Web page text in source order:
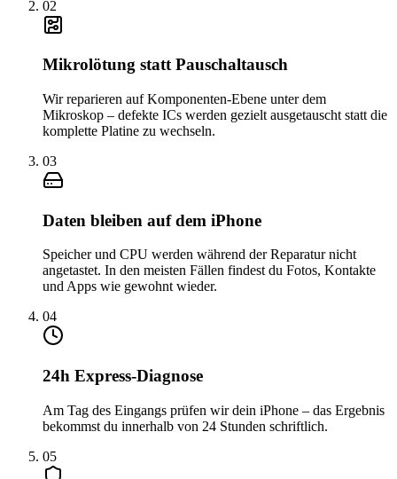
02
Mikrolötung statt Pauschaltausch
Wir reparieren auf Komponenten-Ebene unter dem
Mikroskop – defekte ICs werden gezielt ausgetauscht statt die
komplette Platine zu wechseln.
03
Daten bleiben auf dem iPhone
Speicher und CPU werden während der Reparatur nicht
angetastet. In den meisten Fällen findest du Fotos, Kontakte
und Apps wie gewohnt wieder.
04
24h Express-Diagnose
Am Tag des Eingangs prüfen wir dein iPhone – das Ergebnis
bekommst du innerhalb von 24 Stunden schriftlich.
05